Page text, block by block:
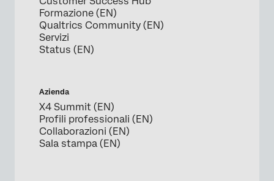
Formazione (EN)
Qualtrics Community (EN)
Servizi
Status (EN)
Azienda
X4 Summit (EN)
Profili professionali (EN)
Collaborazioni (EN)
Sala stampa (EN)